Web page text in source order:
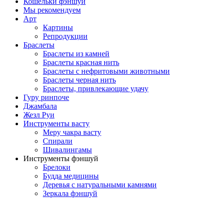
Мы рекомендуем
Арт
Картины
Репродукции
Браслеты
Браслеты из камней
Браслеты красная нить
Браслеты с нефритовыми животными
Браслеты черная нить
Браслеты, привлекающие удачу
Гуру ринпоче
Джамбала
Жезл Руи
Инструменты васту
Меру чакра васту
Спирали
Шивалингамы
Инструменты фэншуй
Брелоки
Будда медицины
Деревья с натуральными камнями
Зеркала фэншуй